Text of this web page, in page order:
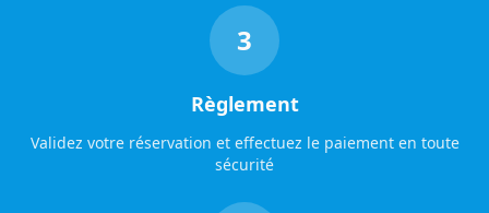
3
Règlement
Validez votre réservation et effectuez le paiement en toute
sécurité